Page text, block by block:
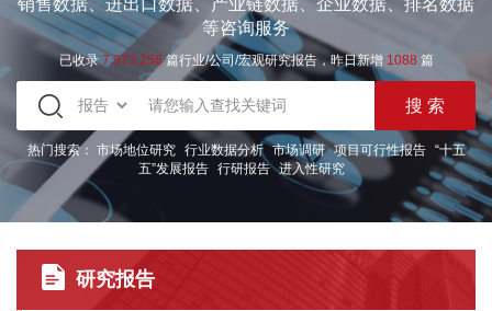
销售数据、进出口数据、产业链数据、企业数据、排名数据
等咨询服务
已收录7.973.258篇行业/公司/宏观研究报告，昨日新增 1088 篇
热门搜索： 市场地位研究 行业数据分析 市场调研 项目可行性报告
“十五
五”发展报告 行研报告 进入性研究
研究报告